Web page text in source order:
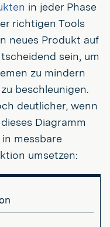
in jeder Phase
richtigen Tools
neues Produkt auf
sein, um
zu mindern
beschleunigen.
deutlicher, wenn
Diagramm
messbare
umsetzen: